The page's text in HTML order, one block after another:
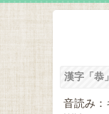
漢字「恭
音読み：